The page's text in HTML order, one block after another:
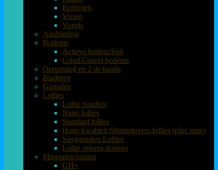
Reptielen
Vissen
Vogels
Aanbieding
Bodems
Actieve bodem/Soil
Grind/Gravel bodems
Opruiming en 2 de hands
Bladeren
Garnalen
Lollies
Lollie houders
Nano lollies
Standard lollies
Hoge kwaliteit Shrimplovers lollies (plus serie)
Siergarnalen Lollies
Lollie opberg doosjes
Mineralen/zouten
GH+